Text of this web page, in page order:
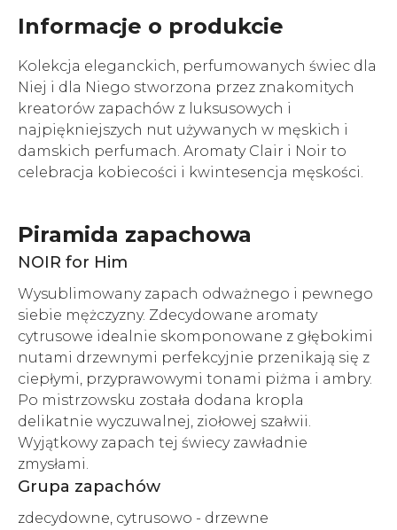
Informacje o produkcie
Kolekcja eleganckich, perfumowanych świec dla
Niej i dla Niego stworzona przez znakomitych
kreatorów zapachów z luksusowych i
najpiękniejszych nut używanych w męskich i
damskich perfumach. Aromaty Clair i Noir to
celebracja kobiecości i kwintesencja męskości.
Piramida zapachowa
NOIR for Him
Wysublimowany zapach odważnego i pewnego
siebie mężczyzny. Zdecydowane aromaty
cytrusowe idealnie skomponowane z głębokimi
nutami drzewnymi perfekcyjnie przenikają się z
ciepłymi, przyprawowymi tonami piżma i ambry.
Po mistrzowsku została dodana kropla
delikatnie wyczuwalnej, ziołowej szałwii.
Wyjątkowy zapach tej świecy zawładnie
zmysłami.
Grupa zapachów
zdecydowne, cytrusowo - drzewne